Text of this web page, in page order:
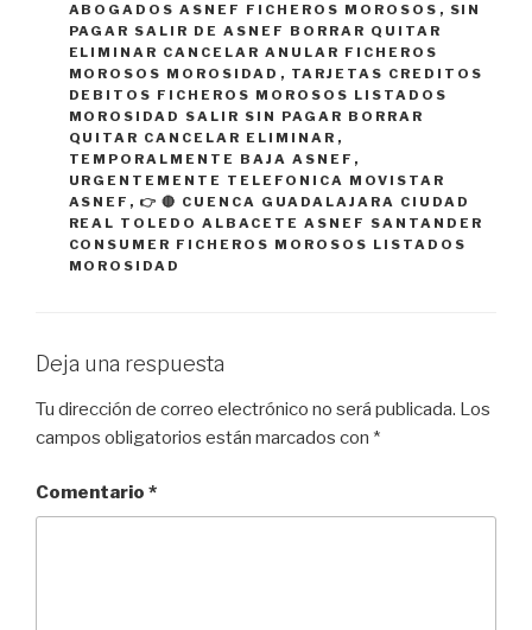
ABOGADOS ASNEF FICHEROS MOROSOS , SIN
PAGAR SALIR DE ASNEF BORRAR QUITAR
ELIMINAR CANCELAR ANULAR FICHEROS
MOROSOS MOROSIDAD , TARJETAS CREDITOS
DEBITOS FICHEROS MOROSOS LISTADOS
MOROSIDAD SALIR SIN PAGAR BORRAR
QUITAR CANCELAR ELIMINAR ,
TEMPORALMENTE BAJA ASNEF ,
URGENTEMENTE TELEFONICA MOVISTAR
ASNEF , 👉 🔴 CUENCA GUADALAJARA CIUDAD
REAL TOLEDO ALBACETE ASNEF SANTANDER
CONSUMER FICHEROS MOROSOS LISTADOS
MOROSIDAD
Deja una respuesta
Tu dirección de correo electrónico no será publicada. Los
campos obligatorios están marcados con *
Comentario *